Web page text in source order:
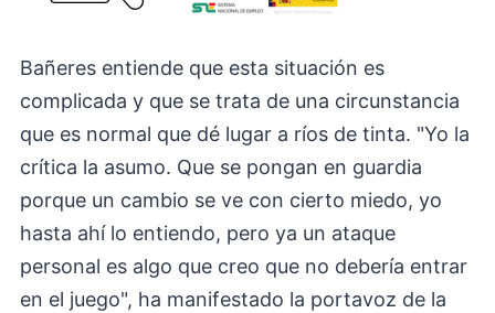
Bañeres entiende que esta situación es
complicada y que se trata de una circunstancia
que es normal que dé lugar a ríos de tinta. "Yo la
crítica la asumo. Que se pongan en guardia
porque un cambio se ve con cierto miedo, yo
hasta ahí lo entiendo, pero ya un ataque
personal es algo que creo que no debería entrar
en el juego", ha manifestado la portavoz de la